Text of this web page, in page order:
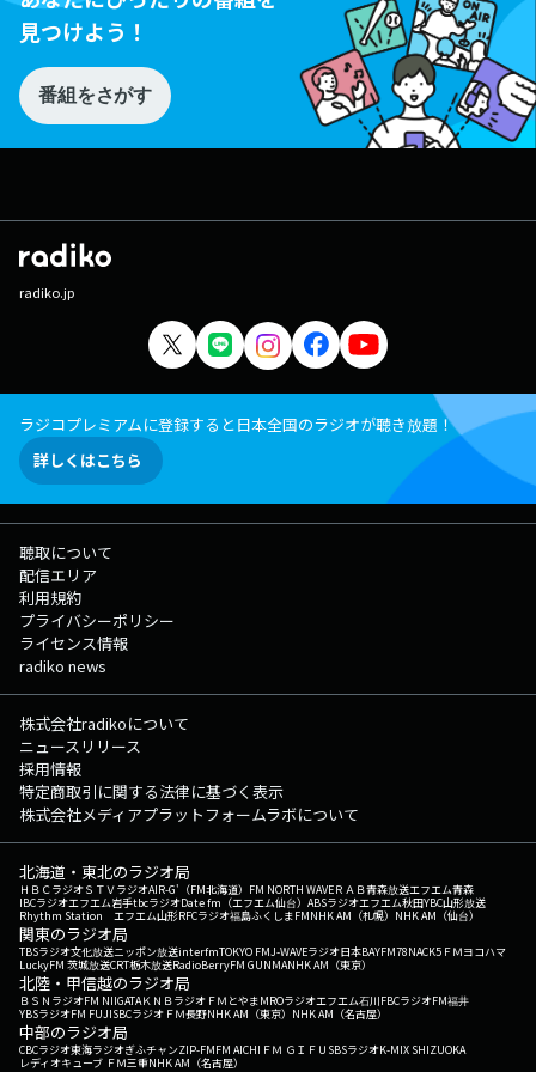
見つけよう！
番組をさがす
radiko.jp
ラジコプレミアムに登録すると日本全国のラジオが聴き放題！
詳しくはこちら
聴取について
配信エリア
利用規約
プライバシーポリシー
ライセンス情報
radiko news
株式会社radikoについて
ニュースリリース
採用情報
特定商取引に関する法律に基づく表示
株式会社メディアプラットフォームラボについて
北海道・東北のラジオ局
ＨＢＣラジオＳＴＶラジオAIR-G'（FM北海道） FM NORTH WAVEＲＡＢ青森放送エフエム青森
IBCラジオエフエム岩手tbcラジオDate fm（エフエム仙台） ABSラジオエフエム秋田YBC山形放送
Rhythm Station エフエム山形RFCラジオ福島ふくしまFMNHK AM（札幌） NHK AM（仙台）
関東のラジオ局
TBSラジオ文化放送ニッポン放送interfmTOKYO FMJ-WAVEラジオ日本BAYFM78NACK5 ＦＭヨコハマ
LuckyFM 茨城放送CRT栃木放送RadioBerryFM GUNMANHK AM（東京）
北陸・甲信越のラジオ局
ＢＳＮラジオFM NIIGATAＫＮＢラジオ ＦＭとやまMROラジオエフエム石川FBCラジオFM福井
YBSラジオFM FUJISBCラジオ ＦＭ長野NHK AM（東京） NHK AM（名古屋）
中部のラジオ局
CBCラジオ東海ラジオぎふチャンZIP-FMFM AICHI ＦＭ ＧＩＦＵ SBSラジオK-MIX SHIZUOKA
レディオキューブ ＦＭ三重NHK AM（名古屋）